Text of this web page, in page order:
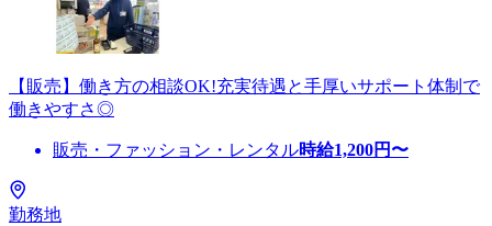
【販売】働き方の相談OK!充実待遇と手厚いサポート体制で
働きやすさ◎
販売・ファッション・レンタル時給1,200円〜
勤務地